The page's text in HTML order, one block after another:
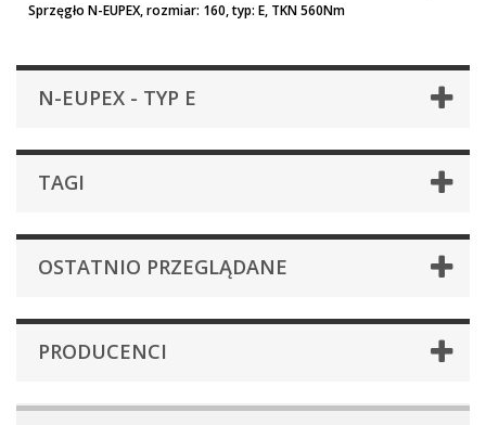
Sprzęgło N-EUPEX, rozmiar: 160, typ: E, TKN 560Nm
N-EUPEX - TYP E
TAGI
OSTATNIO PRZEGLĄDANE
PRODUCENCI